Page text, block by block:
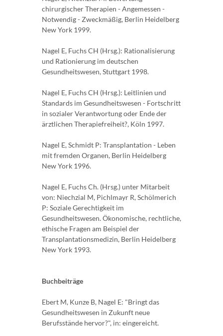
chirurgischer Therapien - Angemessen -
Notwendig - Zweckmäßig, Berlin Heidelberg
New York 1999.
Nagel E, Fuchs CH (Hrsg.): Rationalisierung
und Rationierung im deutschen
Gesundheitswesen, Stuttgart 1998.
Nagel E, Fuchs CH (Hrsg.): Leitlinien und
Standards im Gesundheitswesen - Fortschritt
in sozialer Verantwortung oder Ende der
ärztlichen Therapiefreiheit?, Köln 1997.
Nagel E, Schmidt P: Transplantation - Leben
mit fremden Organen, Berlin Heidelberg
New York 1996.
Nagel E, Fuchs Ch. (Hrsg.) unter Mitarbeit
von: Niechzial M, Pichlmayr R, Schölmerich
P: Soziale Gerechtigkeit im
Gesundheitswesen. Ökonomische, rechtliche,
ethische Fragen am Beispiel der
Transplantationsmedizin, Berlin Heidelberg
New York 1993.
Buchbeiträge
Ebert M, Kunze B, Nagel E: "Bringt das
Gesundheitswesen in Zukunft neue
Berufsstände hervor?", in: eingereicht.